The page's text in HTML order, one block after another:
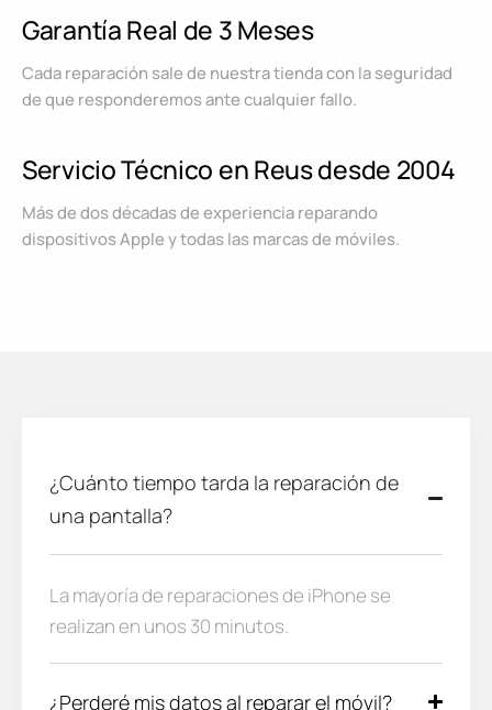
Garantía Real de 3 Meses
Cada reparación sale de nuestra tienda con la seguridad
de que responderemos ante cualquier fallo.
Servicio Técnico en Reus desde 2004
Más de dos décadas de experiencia reparando
dispositivos Apple y todas las marcas de móviles.
¿Cuánto tiempo tarda la reparación de
una pantalla?
La mayoría de reparaciones de iPhone se
realizan en unos 30 minutos.
¿Perderé mis datos al reparar el móvil?